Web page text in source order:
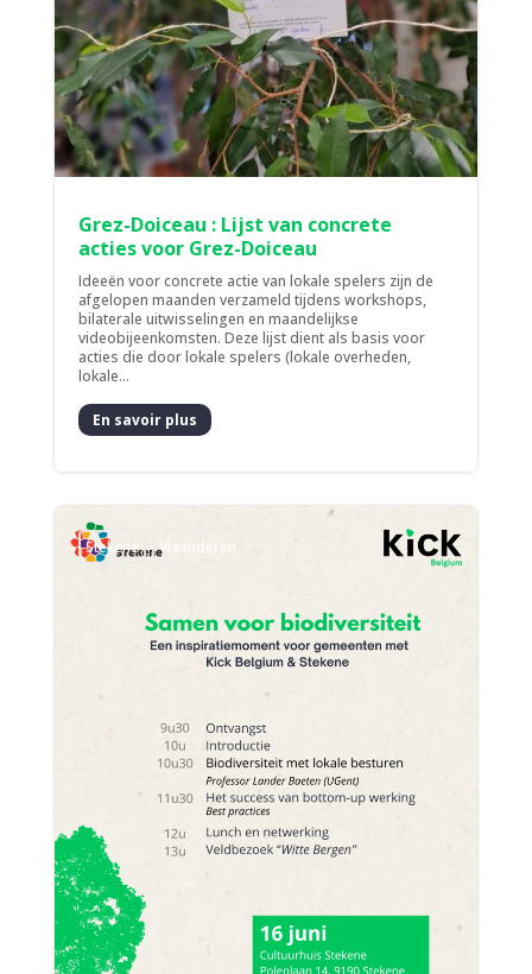
Grez-Doiceau : Lijst van concrete
acties voor Grez-Doiceau
Ideeën voor concrete actie van lokale spelers zijn de
afgelopen maanden verzameld tijdens workshops,
bilaterale uitwisselingen en maandelijkse
videobijeenkomsten. Deze lijst dient als basis voor
acties die door lokale spelers (lokale overheden,
lokale...
En savoir plus
Stekene Vlaanderen